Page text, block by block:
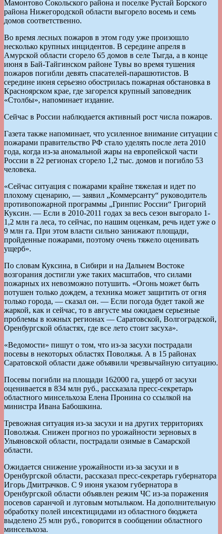
Мамонтово Сокольского района и поселке Рустай Борского
района Нижегородской области выгорело восемь и семь
домов соответственно.
Во время лесных пожаров в этом году уже произошло
несколько крупных инцидентов. В середине апреля в
Амурской области сгорело 65 домов в селе Тыгда, а в конце
июня в Бай-Тайгинском районе Тувы во время тушения
пожаров погибли девять спасателей-парашютистов. В
середине июня серьезно обострилась пожарная обстановка в
Красноярском крае, где загорелся крупный заповедник
«Столбы», напоминает издание.
Сейчас в России наблюдается активный рост числа пожаров.
Газета также напоминает, что усиленное внимание ситуации с
пожарами правительство РФ стало уделять после лета 2010
года, когда из-за аномальной жары на европейской части
России в 22 регионах сгорело 1,2 тыс. домов и погибло 53
человека.
«Сейчас ситуация с пожарами крайне тяжелая и идет по
плохому сценарию, — заявил „Коммерсанту“ руководитель
противопожарной программы „Гринпис России“ Григорий
Куксин. — Если в 2010-2011 годах за весь сезон выгорало 1-
1,2 млн га леса, то сейчас, по нашим оценкам, речь идет уже о
9 млн га. При этом власти сильно занижают площади,
пройденные пожарами, поэтому очень тяжело оценивать
ущерб».
По словам Куксина, в Сибири и на Дальнем Востоке
возгорания достигли уже таких масштабов, что силами
пожарных их невозможно потушить. «Огонь может быть
потушен только дождем, а техника может защитить от огня
только города, — сказал он. — Если погода будет такой же
жаркой, как и сейчас, то в августе мы ожидаем серьезные
проблемы в южных регионах — Саратовской, Волгоградской,
Оренбургской областях, где все лето стоит засуха».
«Ведомости» пишут о том, что из-за засухи пострадали
посевы в некоторых областях Поволжья. А в 15 районах
Саратовской области даже объявили чрезвычайную ситуацию.
Посевы погибли на площади 162000 га, ущерб от засухи
оценивается в 834 млн руб., рассказала пресс-секретарь
областного минсельхоза Елена Пронина со ссылкой на
министра Ивана Бабошкина.
Тревожная ситуация из-за засухи и на других территориях
Поволжья. Снижен прогноз по урожайности зерновых в
Ульяновской области, пострадали озимые в Самарской
области.
Ожидается снижение урожайности из-за засухи и в
Оренбургской области, рассказал пресс-секретарь губернатора
Игорь Дмитрачков. С 9 июня указом губернатора в
Оренбургской области объявлен режим ЧС из-за поражения
посевов саранчой и луговым мотыльком. На дополнительную
обработку полей инсектицидами из областного бюджета
выделено 25 млн руб., говорится в сообщении областного
минсельхоза.